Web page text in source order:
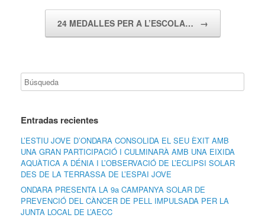
24 MEDALLES PER A L’ESCOLA… →
Entradas recientes
L’ESTIU JOVE D’ONDARA CONSOLIDA EL SEU ÈXIT AMB
UNA GRAN PARTICIPACIÓ I CULMINARÀ AMB UNA EIXIDA
AQUÀTICA A DÉNIA I L’OBSERVACIÓ DE L’ECLIPSI SOLAR
DES DE LA TERRASSA DE L’ESPAI JOVE
ONDARA PRESENTA LA 9a CAMPANYA SOLAR DE
PREVENCIÓ DEL CÀNCER DE PELL IMPULSADA PER LA
JUNTA LOCAL DE L’AECC